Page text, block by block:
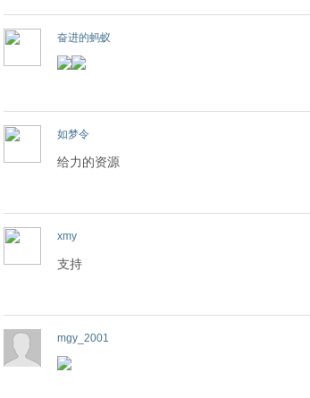
奋进的蚂蚁
如梦令
给力的资源
xmy
支持
mgy_2001